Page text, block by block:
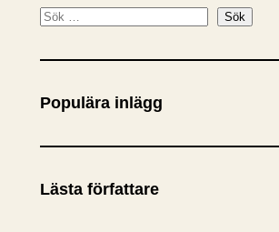
S
k
Sök
Populära inlägg
Lästa författare